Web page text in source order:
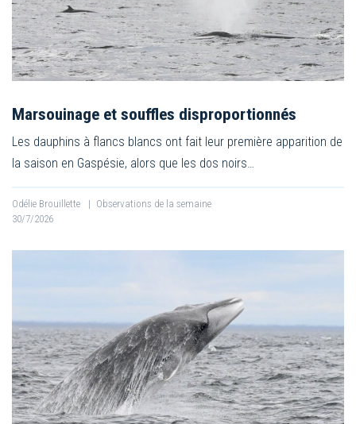
Marsouinage et souffles disproportionnés
Les dauphins à flancs blancs ont fait leur première apparition de
la saison en Gaspésie, alors que les dos noirs…
Odélie Brouillette | Observations de la semaine
30/7/2026